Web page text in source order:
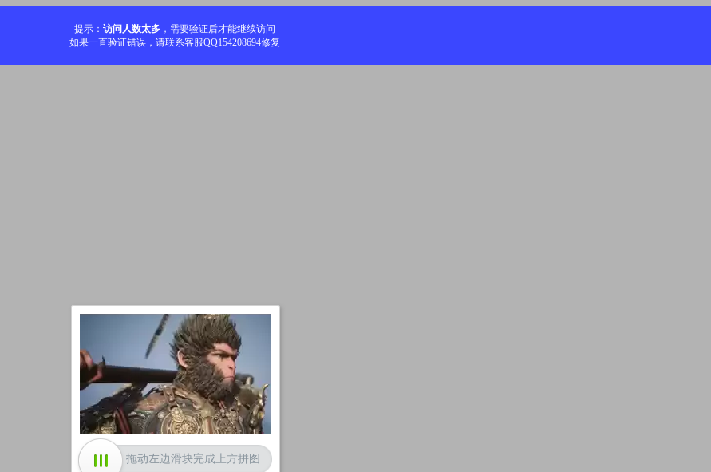
提示： 访问人数太多 ，需要验证后才能继续访问
如果一直验证错误，请联系客服QQ154208694修复
加载中
拖动左边滑块完成上方拼图